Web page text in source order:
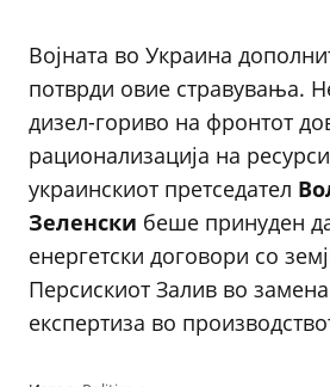
Војната во Украина
потврди овие стравувања.
дизел-гориво на фронтот
рационализација на
украинскиот претседател
Зеленски беше принуден
енергетски договори со
Персискиот Залив во
експертиза во